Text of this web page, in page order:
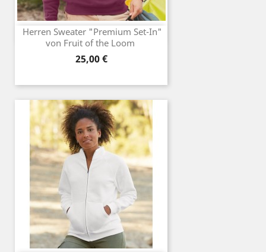
Herren Sweater "Premium Set-In"
von Fruit of the Loom
Preis
25,00 €